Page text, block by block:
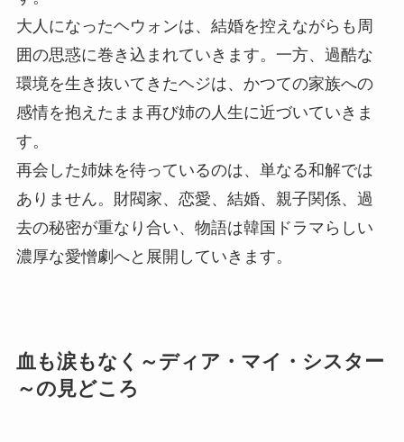
大人になったヘウォンは、結婚を控えながらも周
囲の思惑に巻き込まれていきます。一方、過酷な
環境を生き抜いてきたヘジは、かつての家族への
感情を抱えたまま再び姉の人生に近づいていきま
す。
再会した姉妹を待っているのは、単なる和解では
ありません。財閥家、恋愛、結婚、親子関係、過
去の秘密が重なり合い、物語は韓国ドラマらしい
濃厚な愛憎劇へと展開していきます。
血も涙もなく～ディア・マイ・シスター
～の見どころ